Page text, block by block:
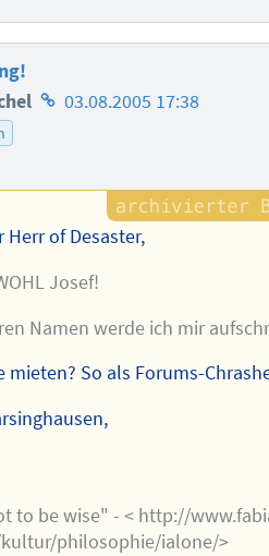
Homepage
03.08.2005 17:38
Herr of Desaster,
Josef!
Namen werde ich mir
mieten? So als Forums-
to be wise" - < http://
philosophie/ialone/>